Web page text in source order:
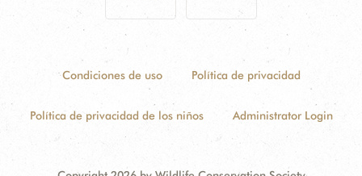
Condiciones de uso Política de privacidad
Política de privacidad de los niños Administrator Login